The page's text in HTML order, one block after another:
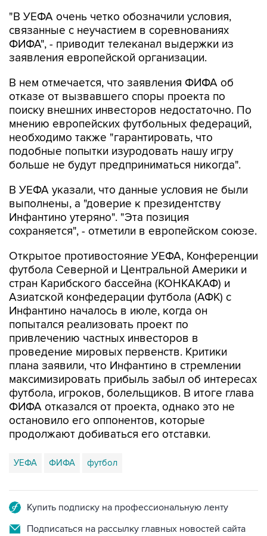
"В УЕФА очень четко обозначили условия,
связанные с неучастием в соревнованиях
ФИФА", - приводит телеканал выдержки из
заявления европейской организации.
В нем отмечается, что заявления ФИФА об
отказе от вызвавшего споры проекта по
поиску внешних инвесторов недостаточно. По
мнению европейских футбольных федераций,
необходимо также "гарантировать, что
подобные попытки изуродовать нашу игру
больше не будут предприниматься никогда".
В УЕФА указали, что данные условия не были
выполнены, а "доверие к президентству
Инфантино утеряно". "Эта позиция
сохраняется", - отметили в европейском союзе.
Открытое противостояние УЕФА, Конференции
футбола Северной и Центральной Америки и
стран Карибского бассейна (КОНКАКАФ) и
Азиатской конфедерации футбола (АФК) с
Инфантино началось в июле, когда он
попытался реализовать проект по
привлечению частных инвесторов в
проведение мировых первенств. Критики
плана заявили, что Инфантино в стремлении
максимизировать прибыль забыл об интересах
футбола, игроков, болельщиков. В итоге глава
ФИФА отказался от проекта, однако это не
остановило его оппонентов, которые
продолжают добиваться его отставки.
УЕФА ФИФА футбол
Купить подписку на профессиональную ленту
Подписаться на рассылку главных новостей сайта